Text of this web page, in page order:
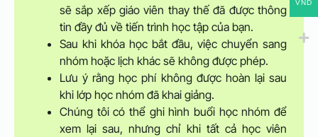
sẽ sắp xếp giáo viên thay thế đã được thông
tin đầy đủ về tiến trình học tập của bạn.
Sau khi khóa học bắt đầu, việc chuyển sang
nhóm hoặc lịch khác sẽ không được phép.
Lưu ý rằng học phí không được hoàn lại sau
khi lớp học nhóm đã khai giảng.
Chúng tôi có thể ghi hình buổi học nhóm để
xem lại sau, nhưng chỉ khi tất cả học viên
VND